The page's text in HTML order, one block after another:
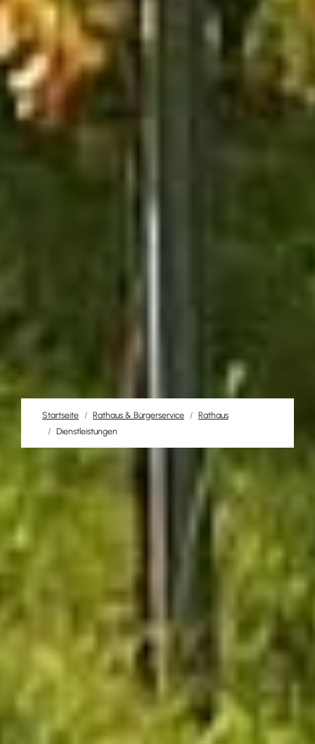
Startseite Rathaus & Bürgerservice
Rathaus
Dienstleistungen